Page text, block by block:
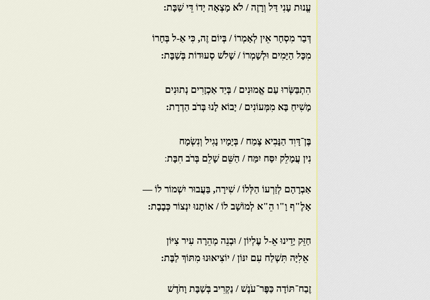
עֱנוּת עָנִי דַּל וְרָזֶה / לֹא מָצְאָה יָדוֹ דֵּי שַׁבָּת:
דְּבַר מִסְחָר אֵין לְאָמְרוֹ / בְּיוֹם זֶה, כִּי אַ-ל בְּחָרוֹ
מִכָּל הַיָּמִים וּלְשָׁמְרוֹ / שָׁלֹשׁ סְעוּדוֹת בְּשַׁבָּת:
הִתְבַּשְּׂרוּ עַם אֱמוּנִים / בְּיַד אַכְזָרִים נְתוּנִים
מָשִׁיחַ בָּא מִמְּעוֹנִים / יָבוֹא לָנוּ בְּרֹב הַדְרָת:
בֶּן־דָּוִד הַנָּבִיא צֶמַח / בְּיָמָיו נָגִיל וְנִשְׂמָח
נִין עֲמָלֵק יִסַּח יִמַּח / הַשֵּׁם שָׁלֵם בְּרֹב חִבָּת:
אַבְרָהָם לְזַרְעוֹ הַלְּלוֹ / שִׁירָה, בַּעֲבוּר יִשְׁמוֹר לוֹ —
אָלֶ"ף וָ"ו הֵ"א לְמוֹשָׁב לוֹ / אוֹתָנוּ יִנְצוֹר כְּבָבָת:
חַזֵּק יָדֵינוּ אֵ-ל עֶלְיוֹן / וּבְנֵה מְהֵרָה עִיר צִיּוֹן
אֵלִיָּה תִּשְׁלַח עִם יִנּוֹן / יוֹצִיאוּנוּ מִתּוֹךְ לַבָּת:
זֶבַח־תּוֹדָה כַּפֶּר־עֹנֶשׁ / נַקְרִיב בְּשַׁבָּת וָחֹדֶשׁ